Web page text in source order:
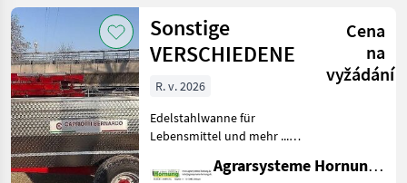
všech 9
MARKETPLACE
Marketplace
Nabídky
prodejců
Inzeráty
Sonstige
VERSCHIEDENE
Cena
na
vyžádání
R. v. 2026
Edelstahlwanne für
Lebensmittel und mehr ...
Tridem Zweiachser mit
Agrarsysteme Hornung GmbH & Co. KG